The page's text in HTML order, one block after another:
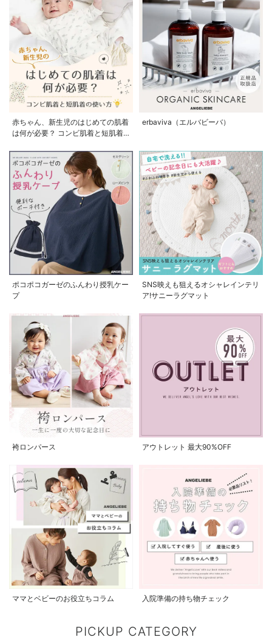
赤ちゃん、新生児のはじめての肌着
は何が必要？ コンビ肌着と短肌着
erbaviva（エルバビーバ）
ポコポコガーゼのふんわり授乳ケー
プ
SNS映えも狙えるオシャレインテリ
ア!サニーラグマット
袴ロンパース アウトレット 最大90%OFF
ママとベビーのお役立ちコラム 入院準備の持ち物チェック
PICKUP CATEGORY